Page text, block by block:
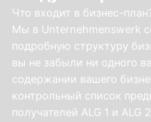
Что входит в бизнес-
Мы в Unternehmenswerk
подробную структуру
вы не забыли ни одного
содержании вашего
контрольный список
получателей ALG 1 и ALG